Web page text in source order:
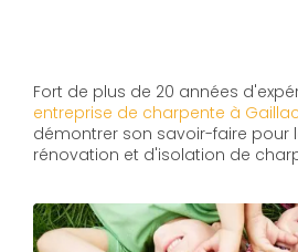
Fort de plus de 20 années
entreprise de charpente à Gaillac
démontrer son savoir-faire pour
rénovation et d'isolation de